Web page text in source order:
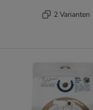
2 Varianten